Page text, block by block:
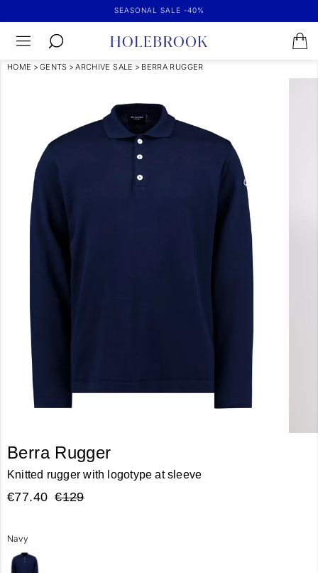
SEASONAL SALE -40%
HOME > GENTS > ARCHIVE SALE > BERRA RUGGER
Berra Rugger
Knitted rugger with logotype at sleeve
€77.40 €129
Navy